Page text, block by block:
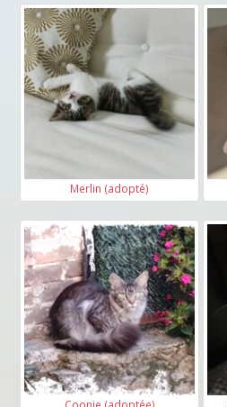
Merlin (adopté)
Coonie (adoptée)